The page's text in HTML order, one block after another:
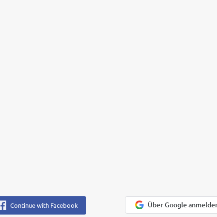
Continue with Facebook Über Google